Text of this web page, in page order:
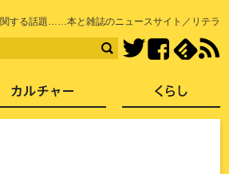
する話題……本と雑誌のニュースサイト／リテラ
TwitterFacebook
社会